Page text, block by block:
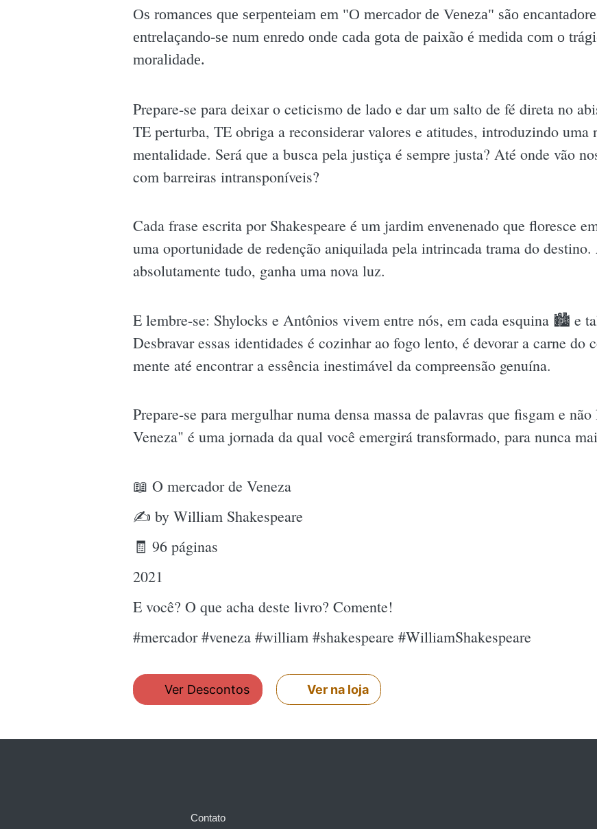
Os romances que serpenteiam em "O mercador de Veneza" são
entrelaçando-se num enredo onde cada gota de paixão é medida com o
moralidade.
Prepare-se para deixar o ceticismo de lado e dar um salto de fé direta no
TE perturba, TE obriga a reconsiderar valores e atitudes, introduzindo uma
mentalidade. Será que a busca pela justiça é sempre justa? Até onde vão
com barreiras intransponíveis?
Cada frase escrita por Shakespeare é um jardim envenenado que floresce
uma oportunidade de redenção aniquilada pela intrincada trama do
absolutamente tudo, ganha uma nova luz.
E lembre-se: Shylocks e Antônios vivem entre nós, em cada esquina 🏙 e
Desbravar essas identidades é cozinhar ao fogo lento, é devorar a carne do
mente até encontrar a essência inestimável da compreensão genuína.
Prepare-se para mergulhar numa densa massa de palavras que fisgam e
Veneza" é uma jornada da qual você emergirá transformado, para nunca
📖 O mercador de Veneza
✍ by William Shakespeare
🧾 96 páginas
2021
E você? O que acha deste livro? Comente!
#mercador #veneza #william #shakespeare #WilliamShakespeare
Ver Descontos Ver na loja
Contato